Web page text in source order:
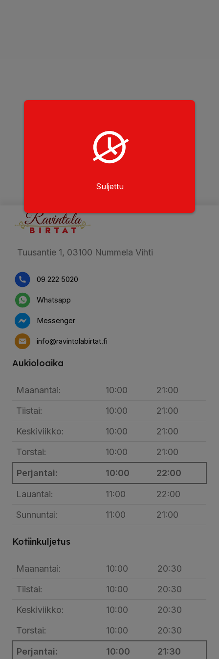
Tuusantie 1, 03100 Nummela Vihti
09 222 5020
Whatsapp
Messenger
info@ravintolabirtat.fi
Aukioloaika
Maanantai: 10:00
21:00
Tiistai:
10:00
21:00
Keskiviikko:
10:00
21:00
Torstai:
10:00 21:00
Perjantai: 10:00 22:00
Lauantai: 11:00
22:00
Sunnuntai:
11:00 21:00
Kotiinkuljetus
Maanantai: 10:00
20:30
Tiistai:
10:00
20:30
Keskiviikko:
10:00
20:30
Torstai:
10:00 20:30
Perjantai: 10:00 21:30
Suljettu